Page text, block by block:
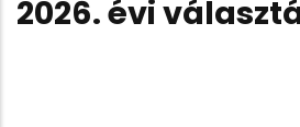
2026. évi